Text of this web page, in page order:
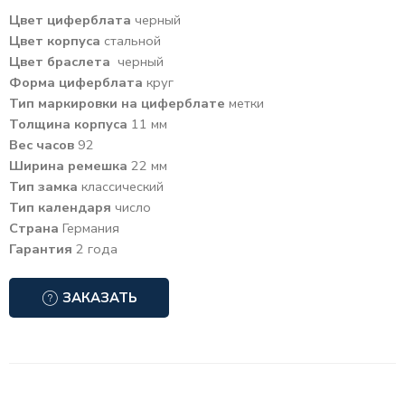
Цвет циферблата черный
Цвет корпуса стальной
Цвет браслета черный
Форма циферблата круг
Тип маркировки на циферблате метки
Толщина корпуса 11 мм
Вес часов 92
Ширина ремешка 22 мм
Тип замка классический
Тип календаря число
Страна Германия
Гарантия 2 года
ЗАКАЗАТЬ